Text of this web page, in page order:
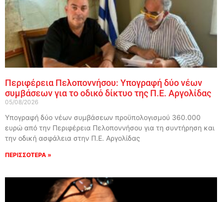
Περιφέρεια Πελοποννήσου: Υπογραφή δύο νέων
συμβάσεων για το οδικό δίκτυο της Π.Ε. Αργολίδας
05/08/2026
Υπογραφή δύο νέων συμβάσεων προϋπολογισμού 360.000
ευρώ από την Περιφέρεια Πελοποννήσου για τη συντήρηση και
την οδική ασφάλεια στην Π.Ε. Αργολίδας
ΠΕΡΙΣΣΟΤΕΡΑ »